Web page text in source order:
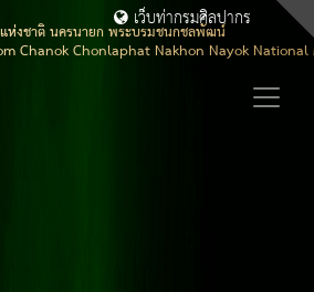
งชาติ นครนายก พระบรมชนกชลพัฒน์
Chanok Chonlaphat Nakhon Nayok National
เว็บท่ากรมศิลปากร